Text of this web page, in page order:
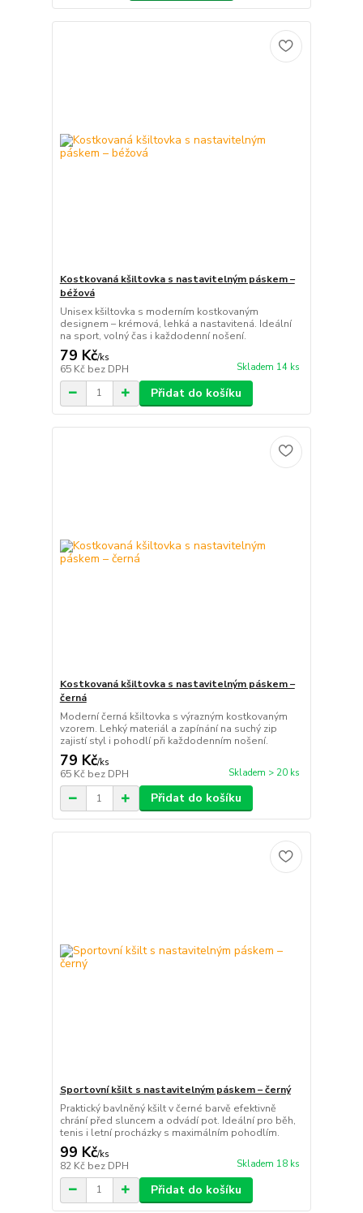
Kostkovaná kšiltovka s nastavitelným páskem –
béžová
Unisex kšiltovka s moderním kostkovaným
designem – krémová, lehká a nastavitená. Ideální
na sport, volný čas i každodenní nošení.
79 Kč/ks
65 Kč bez DPH Skladem 14 ks
Přidat do košíku
Kostkovaná kšiltovka s nastavitelným páskem –
černá
Moderní černá kšiltovka s výrazným kostkovaným
vzorem. Lehký materiál a zapínání na suchý zip
zajistí styl i pohodlí při každodenním nošení.
79 Kč/ks
65 Kč bez DPH Skladem > 20 ks
Přidat do košíku
Sportovní kšilt s nastavitelným páskem – černý
Praktický bavlněný kšilt v černé barvě efektivně
chrání před sluncem a odvádí pot. Ideální pro běh,
tenis i letní procházky s maximálním pohodlím.
99 Kč/ks
82 Kč bez DPH Skladem 18 ks
Přidat do košíku